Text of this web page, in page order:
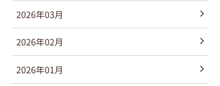
2026年03月
2026年02月
2026年01月